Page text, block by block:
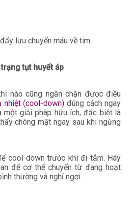
lưu chuyển máu về tim
tụt huyết áp
nào cũng ngăn chặn được điều
nhiệt (cool-down)đúng cách ngay
một giải pháp hữu ích, đặc biệt là
chóng mặt ngay sau khi ngừng
cool-down trước khi đi tắm. Hãy
để cơ thể chuyển từ đang hoạt
thường và nghỉ ngơi.